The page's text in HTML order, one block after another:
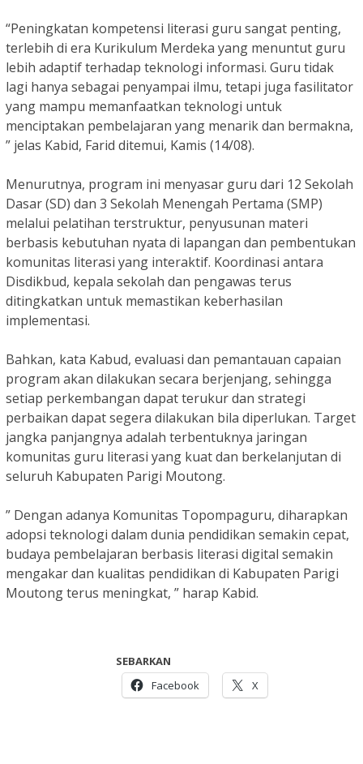
“Peningkatan kompetensi literasi guru sangat penting,
terlebih di era Kurikulum Merdeka yang menuntut guru
lebih adaptif terhadap teknologi informasi. Guru tidak
lagi hanya sebagai penyampai ilmu, tetapi juga fasilitator
yang mampu memanfaatkan teknologi untuk
menciptakan pembelajaran yang menarik dan bermakna,
” jelas Kabid, Farid ditemui, Kamis (14/08).
Menurutnya, program ini menyasar guru dari 12 Sekolah
Dasar (SD) dan 3 Sekolah Menengah Pertama (SMP)
melalui pelatihan terstruktur, penyusunan materi
berbasis kebutuhan nyata di lapangan dan pembentukan
komunitas literasi yang interaktif. Koordinasi antara
Disdikbud, kepala sekolah dan pengawas terus
ditingkatkan untuk memastikan keberhasilan
implementasi.
Bahkan, kata Kabud, evaluasi dan pemantauan capaian
program akan dilakukan secara berjenjang, sehingga
setiap perkembangan dapat terukur dan strategi
perbaikan dapat segera dilakukan bila diperlukan. Target
jangka panjangnya adalah terbentuknya jaringan
komunitas guru literasi yang kuat dan berkelanjutan di
seluruh Kabupaten Parigi Moutong.
” Dengan adanya Komunitas Topompaguru, diharapkan
adopsi teknologi dalam dunia pendidikan semakin cepat,
budaya pembelajaran berbasis literasi digital semakin
mengakar dan kualitas pendidikan di Kabupaten Parigi
Moutong terus meningkat, ” harap Kabid.
SEBARKAN
Facebook
X